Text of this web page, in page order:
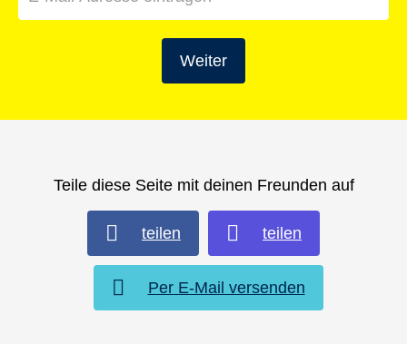
Weiter
Teile diese Seite mit deinen Freunden auf
teilen teilen
Per E-Mail versenden